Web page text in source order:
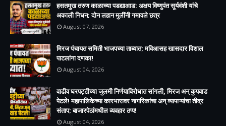
हसतमुख तरुण काळाच्या पडद्याआड: अक्षय विष्णुपंत सूर्यवंशी यांचे
अकाली निधन; दोन लहान मुलींनी गमावले छत्र
August 07, 2026
मिरज पंचायत समिती भाजपच्या ताब्यात; मविआसह खासदार विशाल
पाटलांना दणका!
August 04, 2026
वाढीव घरपट्टीच्या जुलमी निर्णयाविरोधात सांगली, मिरज अन् कुपवाड
पेटले! महापालिकेच्या कारभारावर नागरिकांचा अन् व्यापाऱ्यांचा तीव्र
संताप; बाजारपेठांमधील व्यवहार ठप्प!​
August 04, 2026